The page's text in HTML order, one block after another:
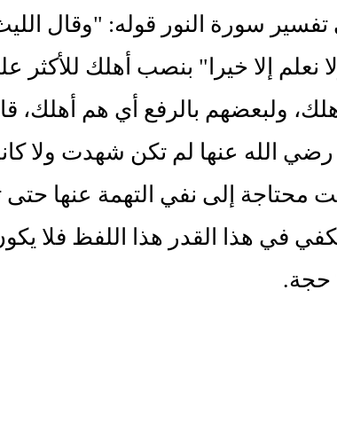
سورة النور قوله: "وقال
نعلم إلا خيرا" بنصب أهلك
ولبعضهم بالرفع أي هم أهلك،
الله عنها لم تكن شهدت ولا
محتاجة إلى نفي التهمة عنها
في هذا القدر هذا اللفظ فلا
حجة.